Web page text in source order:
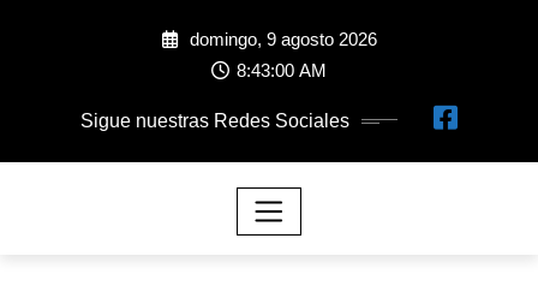
domingo, 9 agosto 2026
8:43:01 AM
Sigue nuestras Redes Sociales